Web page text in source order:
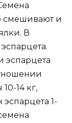
и
В
14 кг,
1-